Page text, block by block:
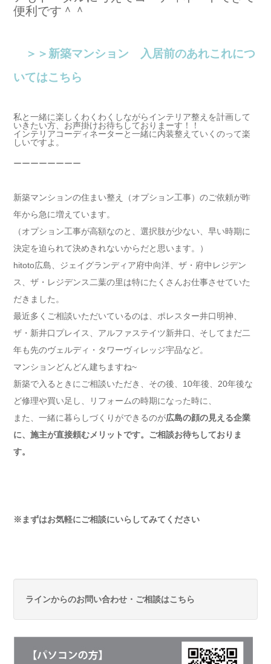
便利です＾＾
＞＞新築マンション 入居前のあれこれにつ
いてはこちら
私と一緒に楽しくわくわくしながらインテリア整えを計画して
いきたい方、お声掛けお待ちしておりまーす！！
インテリアコーディネーターと一緒に内装整えていくのって楽
しいですよ。
ーーーーーーーー
新築マンションの住まい整え（オプション工事）のご依頼が昨
年から急に増えています。
（オプション工事が高額なのと、選択肢が少ない、早い時期に
決定を迫られて決めきれないからだと思います。）
hitoto広島、ジェイグランディア府中向洋、ザ・府中レジデン
ス、ザ・レジデンス二葉の里は特にたくさんお仕事させていた
だきました。
最近多くご相談いただいているのは、ポレスター井口明神、
ザ・新井口プレイス、アルファステイツ新井口、そしてまだ二
年も先のヴェルディ・タワーヴィレッジ宇品など。
マンションどんどん建ちますね~
新築で入るときにご相談いただき、その後、10年後、20年後な
ど修理や買い足し、リフォームの時期になった時に、
また、一緒に暮らしづくりができるのが広島の顔の見える企業
に、施主が直接頼むメリットです。ご相談お待ちしておりま
す。
※まずはお気軽にご相談にいらしてみてください
ラインからのお問い合わせ・ご相談はこちら